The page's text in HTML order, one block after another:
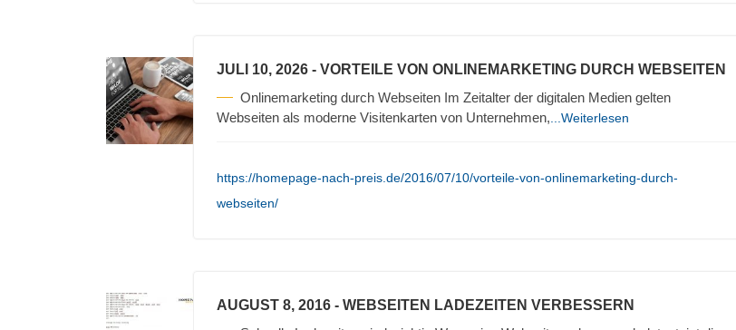
JULI 10, 2026 - VORTEILE VON ONLINEMARKETING DURCH WEBSEITEN
Onlinemarketing durch Webseiten Im Zeitalter der digitalen Medien gelten
Webseiten als moderne Visitenkarten von Unternehmen, ...Weiterlesen
https://homepage-nach-preis.de/2016/07/10/vorteile-von-onlinemarketing-durch-
webseiten/
AUGUST 8, 2016 - WEBSEITEN LADEZEITEN VERBESSERN